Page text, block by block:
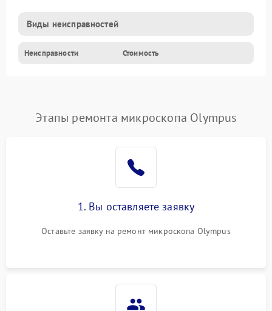
Виды неисправностей
Неисправности Стоимость
Этапы ремонта микроскопа Olympus
1. Вы оставляете заявку
Оставьте заявку на ремонт микроскопа Olympus